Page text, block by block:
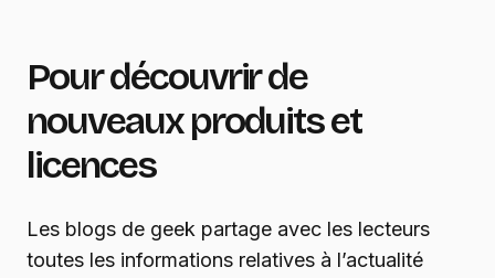
Pour découvrir de
nouveaux produits et
licences
Les blogs de geek partage avec les lecteurs
toutes les informations relatives à l’actualité